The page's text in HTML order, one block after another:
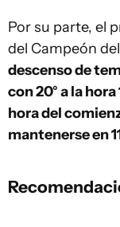
Por su parte, el
del Campeón
descenso de
con 20° a la hora
hora del
mantenerse en